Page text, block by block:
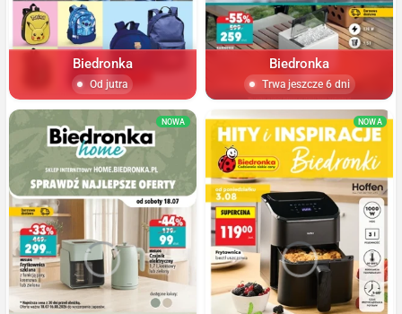
Biedronka
Od jutra
Biedronka
Trwa jeszcze 6 dni
NOWA NOWA